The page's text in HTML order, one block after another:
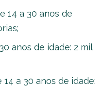
14 a 30 anos de
anos de idade: 2 mil
a 30 anos de idade: